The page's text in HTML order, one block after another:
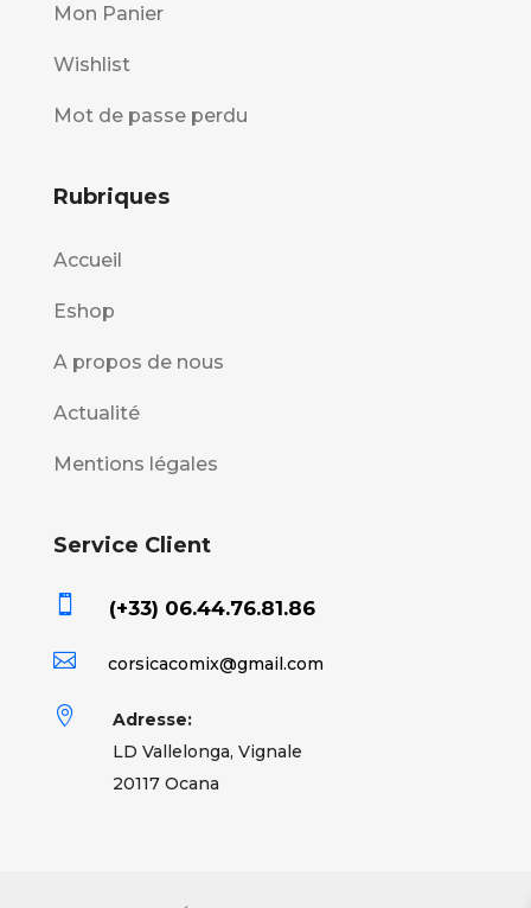
Mon Panier
Wishlist
Mot de passe perdu
Rubriques
Accueil
Eshop
A propos de nous
Actualité
Mentions légales
Service Client
 (+33) 06.44.76.81.86
 corsicacomix@gmail.com

Adresse:
LD Vallelonga, Vignale
20117 Ocana